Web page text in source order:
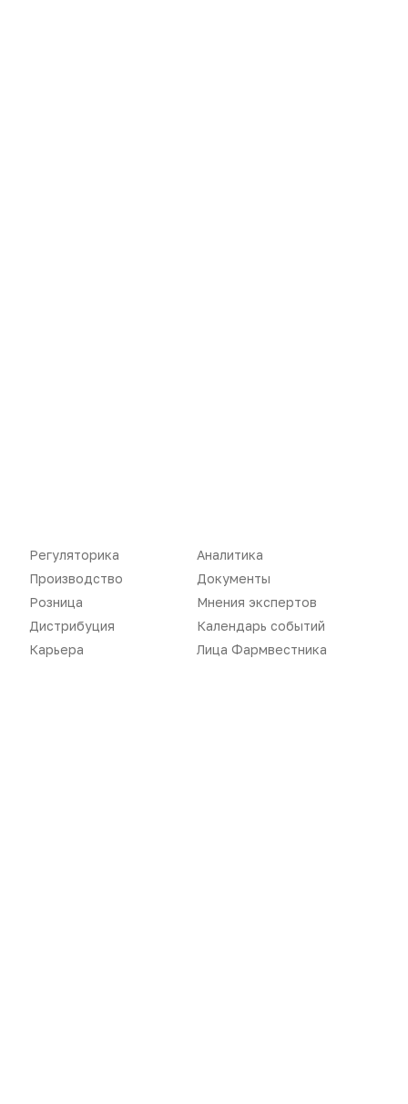
Дистрибуция
Карьера
Аналитика
Газета
Оформить подписку
Архив номеров
Регуляторика
Производство
Розница
Дистрибуция
Карьера
Аналитика
Документы
Мнения экспертов
Календарь событий
Лица Фармвестника